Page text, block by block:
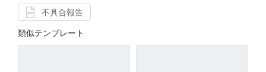
不具合報告
類似テンプレート